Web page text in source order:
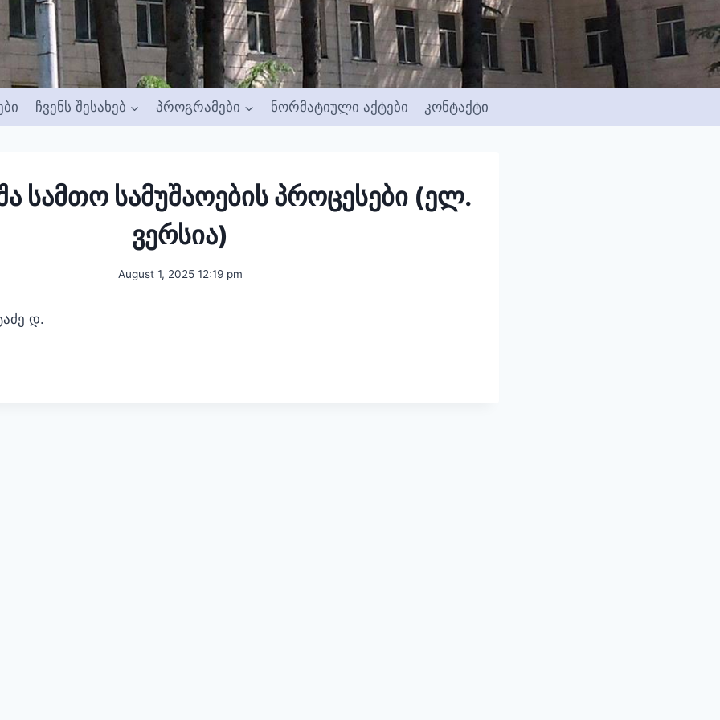
ჩვენს შესახებ პროგრამები ნორმატიული აქტები კონტაქტი
სამთო სამუშაოების პროცესები (ელ.
ვერსია)
August 1, 2025 12:19 pm
დ.